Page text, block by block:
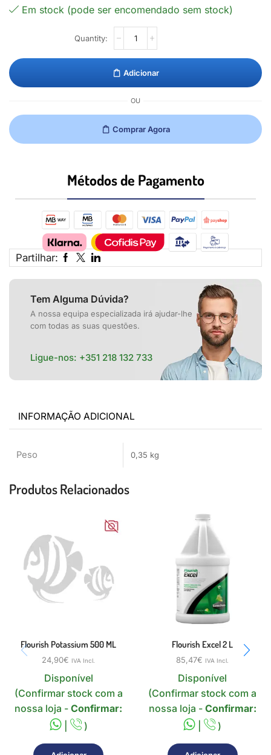
Em stock (pode ser encomendado sem stock)
Adicionar
OU
Comprar Agora
Métodos de Pagamento​
Partilhar:
Tem Alguma Dúvida?
A nossa equipa especializada irá ajudar-lhe
com todas as suas questões.
Ligue-nos: +351 218 132 733
INFORMAÇÃO ADICIONAL
Peso 0,35 kg
Produtos Relacionados
Flourish Potassium 500 ML
24,90€ IVA Incl.
Disponível
(Confirmar stock com a
nossa loja -Confirmar:
|
)
Flourish Excel 2 L
85,47€ IVA Incl.
Disponível
(Confirmar stock com a
nossa loja - Confirmar:
|
)